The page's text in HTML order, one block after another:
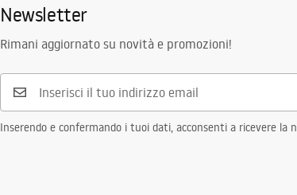
Newsletter
Rimani aggiornato su novità e promozioni!
Inserendo e confermando i tuoi dati, acconsenti a ricevere